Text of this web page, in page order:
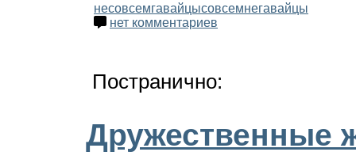
несовсемгавайцысовсемнегавайцы
нет комментариев
Постранично:
Дружественные